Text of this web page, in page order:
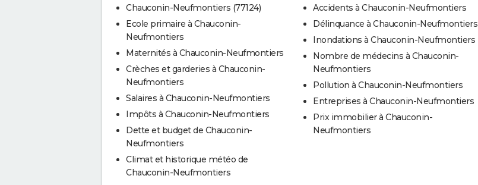
Chauconin-Neufmontiers (77124)
Ecole primaire à Chauconin-
Neufmontiers
Maternités à Chauconin-Neufmontiers
Crèches et garderies à Chauconin-
Neufmontiers
Salaires à Chauconin-Neufmontiers
Impôts à Chauconin-Neufmontiers
Dette et budget de Chauconin-
Neufmontiers
Climat et historique météo de
Chauconin-Neufmontiers
Accidents à Chauconin-Neufmontiers
Délinquance à Chauconin-Neufmontiers
Inondations à Chauconin-Neufmontiers
Nombre de médecins à Chauconin-
Neufmontiers
Pollution à Chauconin-Neufmontiers
Entreprises à Chauconin-Neufmontiers
Prix immobilier à Chauconin-
Neufmontiers